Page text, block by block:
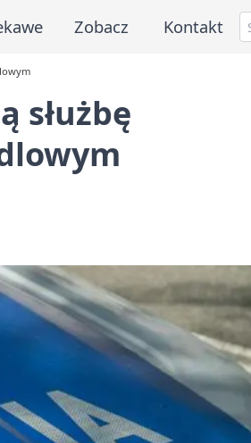
Zobacz Kontakt
służbę